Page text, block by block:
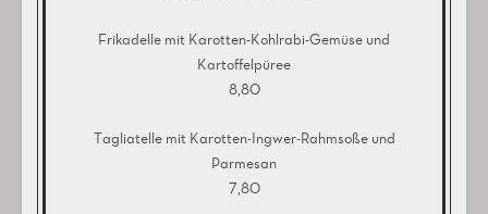
Frikadelle mit Karotten-Kohlrabi-Gemüse und
Kartoffelpüree
8,80
Tagliatelle mit Karotten-Ingwer-Rahmsoße und
Parmesan
7,80